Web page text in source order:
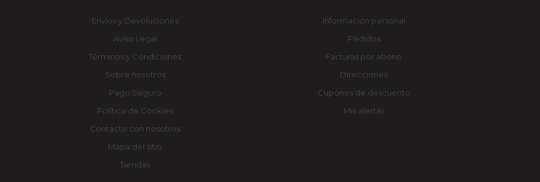
Envíos y Devoluciones
Aviso Legal
Términos y Condiciones
Sobre nosotros
Pago Seguro
Política de Cookies
Contacte con nosotros
Mapa del sitio
Tiendas
Información personal
Pedidos
Facturas por abono
Direcciones
Cupones de descuento
Mis alertas